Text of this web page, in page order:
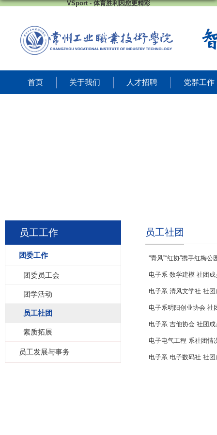
VSport - 体育胜利因您更精彩
首页 关于我们 人才招聘 党群工作
员工工作
团委工作
团委员工会
团学活动
员工社团
素质拓展
员工发展与事务
员工社团
“青风”“红协”携手红梅公
电子系 数学建模 社团
电子系 清风文学社 社
电子系明阳创业协会 社
电子系 吉他协会 社团
电子电气工程 系社团情
电子系 电子数码社 社